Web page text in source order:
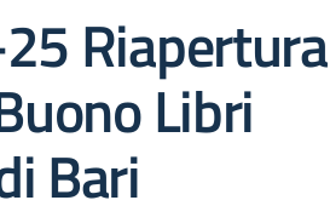
Riapertura
Libri
Bari